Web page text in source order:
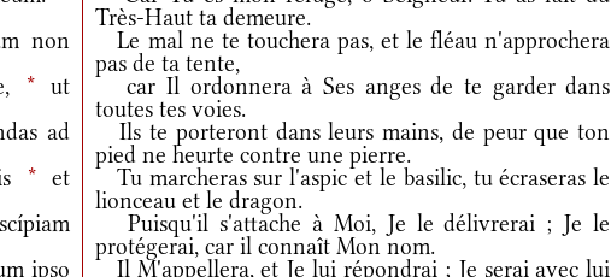
Très-Haut ta demeure.
non
Le mal ne te touchera pas, et le fléau n'approchera
pas de ta tente,
*ut
car Il ordonnera à Ses anges de te garder dans
toutes tes voies.
ad
Ils te porteront dans leurs mains, de peur que ton
pied ne heurte contre une pierre.
*et
Tu marcheras sur l'aspic et le basilic, tu écraseras le
lionceau et le dragon.
Puisqu'il s'attache à Moi, Je le délivrerai ; Je le
protégerai, car il connaît Mon nom.
ipso
Il M'appellera, et Je lui répondrai ; Je serai avec lui